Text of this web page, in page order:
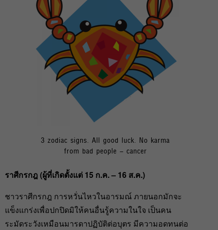
3 zodiac signs. All good luck. No karma
from bad people – cancer
ราศีกรกฎ (ผู้ที่เกิดตั้งแต่ 15 ก.ค. – 16 ส.ค.)
ชาวราศีกรกฎ การหวั่นไหวในอารมณ์ ภายนอกมักจะ
แข็งแกร่งเพื่อปกปิดมิให้คนอื่นรู้ความในใจ เป็นคน
ระมัดระวังเหมือนมารดาปฏิบัติต่อบุตร มีความอดทนต่อ